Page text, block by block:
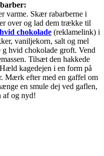
varme. Skær rabarberne i
over og lad dem trække til
hvid chokolade (reklamelink) i
vaniljekorn, salt og mel
hvid chokolade groft. Vend
Tilsæt den hakkede
kagedejen i en form på
Mærk efter med en gaffel om
en smule dej ved gaflen,
af og nyd!